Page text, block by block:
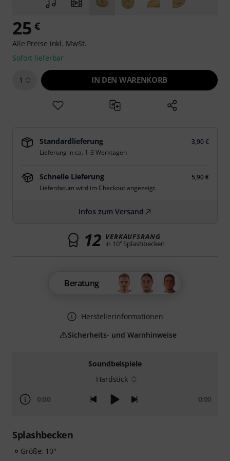
Soundbeispiele
Hardstick
0:00 0:00
Splashbecken
Größe: 10"
25 €
Alle Preise inkl. MwSt.
Sofort lieferbar
1 IN DEN WARENKORB
Standardlieferung
3,90 €
Lieferung in ca. 1-3 Werktagen
Schnelle Lieferung
5,90 €
Lieferdatum wird im Checkout angezeigt.
Infos zum Versand
12 VERKAUFSRANG
in 10" Splashbecken
Beratung
Herstellerinformationen
Sicherheits- und Warnhinweise